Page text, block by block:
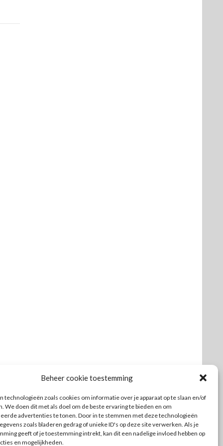
Beheer cookie toestemming
technologieën zoals cookies om informatie over je apparaat op te slaan en/of
We doen dit met als doel om de beste ervaring te bieden en om
advertenties te tonen. Door in te stemmen met deze technologieën
zoals bladeren gedrag of unieke ID's op deze site verwerken. Als je
geeft of je toestemming intrekt, kan dit een nadelige invloed hebben op
en mogelijkheden.